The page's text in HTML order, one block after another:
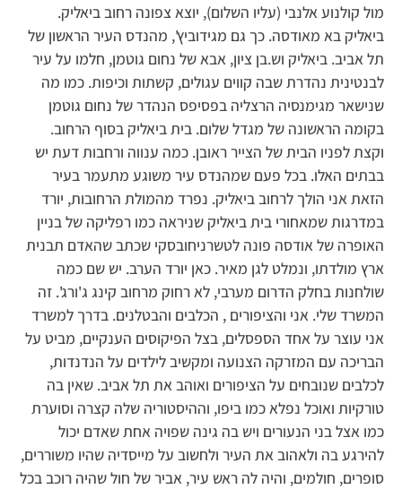
מול קולנוע אלנבי (עליו השלום), יוצא צפונה רחוב ביאליק.
ביאליק בא מאודסה. כך גם מגידוביץ', מהנדס העיר הראשון של
תל אביב. ביאליק וש.בן ציון, אבא של נחום גוטמן, חלמו על עיר
לבנטינית נהדרת שבה קווים עגולים, קשתות וכיפות. כמו מה
שנישאר מגימנסיה הרצליה בפסיפס הנהדר של נחום גוטמן
בקומה הראשונה של מגדל שלום. בית ביאליק בסוף הרחוב.
וקצת לפניו הבית של הצייר ראובן. כמה ענווה ורחבות דעת יש
בבתים האלו. בכל פעם שמהנדס עיר משוגע מתעמר בעיר
הזאת אני הולך לרחוב ביאליק. נפרד מהמולת הרחובות, יורד
במדרגות שמאחורי בית ביאליק שניראה כמו רפליקה של בניין
האופרה של אודסה פונה לטשרניחובסקי שכתב שהאדם תבנית
ארץ מולדתו, ונמלט לגן מאיר. כאן יורד הערב. יש שם כמה
שולחנות בחלק הדרום מערבי, לא רחוק מרחוב קינג ג'ורג'. זה
המשרד שלי. אני והציפורים , הכלבים והבטלנים. בדרך למשרד
אני עוצר על אחד הספסלים, בצל הפיקוסים הענקיים, מביט על
הבריכה עם המזרקה הצנועה ומקשיב לילדים על הנדנדות,
לכלבים שנובחים על הציפורים ואוהב את תל אביב. שאין בה
טורקיות ואוכל נפלא כמו ביפו, וההיסטוריה שלה קצרה וסוערת
כמו אצל בני הנעורים ויש בה גינה שפויה אחת שאדם יכול
להירגע בה ולאהוב את העיר ולחשוב על מייסדיה שהיו משוררים,
סופרים, חולמים, והיה לה ראש עיר, אביר של חול שהיה רוכב בכל